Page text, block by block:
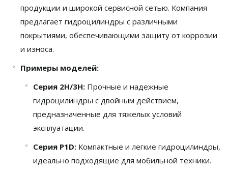
продукции и широкой сервисной сетью. Компания
предлагает гидроцилиндры с различными
покрытиями, обеспечивающими защиту от коррозии
и износа.
Примеры моделей:
Серия 2H/3H: Прочные и надежные
гидроцилиндры с двойным действием,
предназначенные для тяжелых условий
эксплуатации.
Серия P1D: Компактные и легкие гидроцилиндры,
идеально подходящие для мобильной техники.